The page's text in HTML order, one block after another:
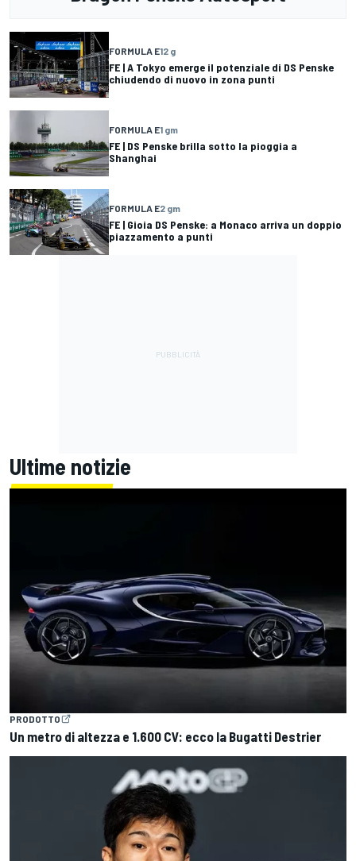
FORMULA E12 g
FE | A Tokyo emerge il potenziale di DS Penske
chiudendo di nuovo in zona punti
FORMULA E1 gm
FE | DS Penske brilla sotto la pioggia a
Shanghai
FORMULA E2 gm
FE | Gioia DS Penske: a Monaco arriva un doppio
piazzamento a punti
Ultime notizie
PRODOTTO
Un metro di altezza e 1.600 CV: ecco la Bugatti Destrier